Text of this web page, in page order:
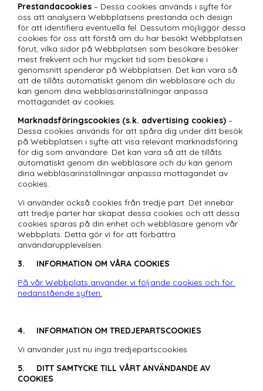
Prestandacookies – Dessa cookies används i syfte för
oss att analysera Webbplatsens prestanda och design
för att identifiera eventuella fel. Dessutom möjliggör dessa
cookies för oss att förstå om du har besökt Webbplatsen
förut, vilka sidor på Webbplatsen som besökare besöker
mest frekvent och hur mycket tid som besökare i
genomsnitt spenderar på Webbplatsen. Det kan vara så
att de tillåts automatiskt genom din webbläsare och du
kan genom dina webbläsarinställningar anpassa
mottagandet av cookies.
Marknadsföringscookies (s.k. advertising cookies) –
Dessa cookies används för att spåra dig under ditt besök
på Webbplatsen i syfte att visa relevant marknadsföring
för dig som användare. Det kan vara så att de tillåts
automatiskt genom din webbläsare och du kan genom
dina webbläsarinställningar anpassa mottagandet av
cookies.
Vi använder också cookies från tredje part. Det innebär
att tredje parter har skapat dessa cookies och att dessa
cookies sparas på din enhet och webbläsare genom vår
Webbplats. Detta gör vi för att förbättra
användarupplevelsen.
3.	INFORMATION OM VÅRA COOKIES
På vår Webbplats använder vi följande cookies och för
nedanstående syften.
4.	INFORMATION OM TREDJEPARTSCOOKIES
5.	DITT SAMTYCKE TILL VÅRT ANVÄNDANDE AV
COOKIES